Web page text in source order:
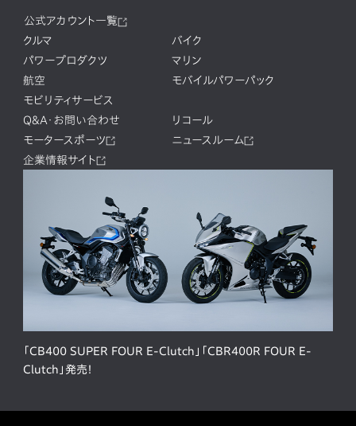
公式アカウント一覧
クルマ
バイク
パワープロダクツ
マリン
航空
モバイルパワーパック
モビリティサービス
Q&A・お問い合わせ
リコール
モータースポーツ
ニュースルーム
企業情報サイト
「CB400 SUPER FOUR E-Clutch」「CBR400R FOUR E-
Clutch」発売！